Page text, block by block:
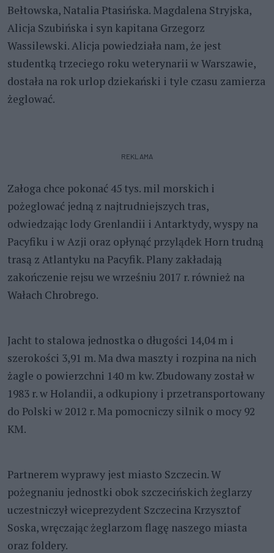
Bełtowska, Natalia Ptasińska. Magdalena Stryjska,
Alicja Szubińska i syn kapitana Grzegorz
Wassilewski. Alicja powiedziała nam, że jest
studentką trzeciego roku weterynarii w Warszawie,
dostała na rok urlop dziekański i tyle czasu zamierza
żeglować.
REKLAMA
Załoga chce pokonać 45 tys. mil morskich i
pożeglować jedną z najtrudniejszych tras,
odwiedzając lody Grenlandii i Antarktydy, wyspy na
Pacyfiku i w Azji oraz opłynąć przylądek Horn trudną
trasą z Atlantyku na Pacyfik. Plany zakładają
zakończenie rejsu we wrześniu 2017 r. również na
Wałach Chrobrego.
Jacht to stalowa jednostka o długości 14,04 m i
szerokości 3,91 m. Ma dwa maszty i rozpina na nich
żagle o powierzchni 140 m kw. Zbudowany został w
1983 r. w Holandii, a odkupiony i przetransportowany
do Polski w 2012 r. Ma pomocniczy silnik o mocy 92
KM.
Partnerem wyprawy jest miasto Szczecin. W
pożegnaniu jednostki obok szczecińskich żeglarzy
uczestniczył wiceprezydent Szczecina Krzysztof
Soska, wręczając żeglarzom flagę naszego miasta
oraz foldery.